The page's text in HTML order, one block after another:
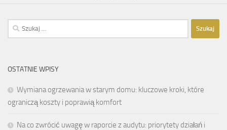
Szukaj:
OSTATNIE WPISY
Wymiana ogrzewania w starym domu: kluczowe kroki, które
ograniczą koszty i poprawią komfort
Na co zwrócić uwagę w raporcie z audytu: priorytety działań i